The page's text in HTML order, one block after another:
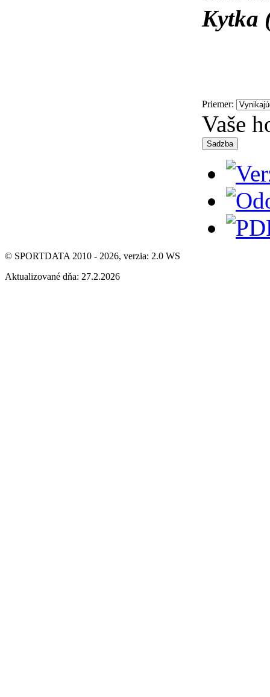
Kytka
Priemer:
Vaše
© SPORTDATA 2010 - 2026, verzia: 2.0 WS
Aktualizované dňa: 27.2.2026